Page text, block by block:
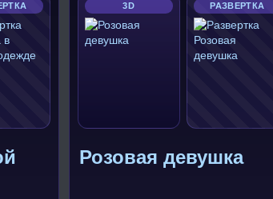
3D РАЗВЕРТКА
Розовая девушка